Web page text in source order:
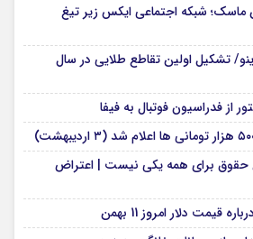
ماسک؛ شبکه اجتماعی ایکس زیر تیغ
تشکیل اولین تقاطع طلایی در سال
از فدراسیون فوتبال به فیفا
حقوق برای همه یکی نیست | اعتراض
دلار امروز 11 بهمن